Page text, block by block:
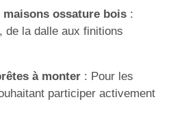
ossature bois:
de la dalle aux finitions
à monter: Pour les
participer activement